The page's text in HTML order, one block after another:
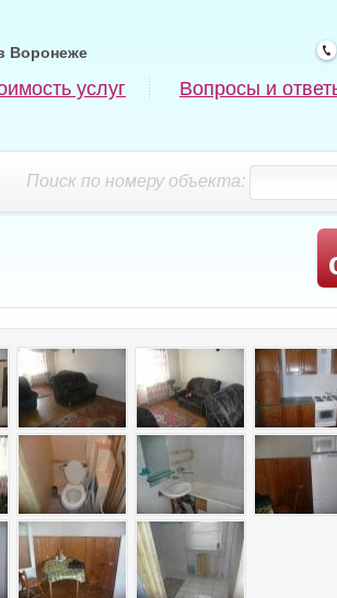
Воронеже
услуг Вопросы и
Поиск по номеру объекта: